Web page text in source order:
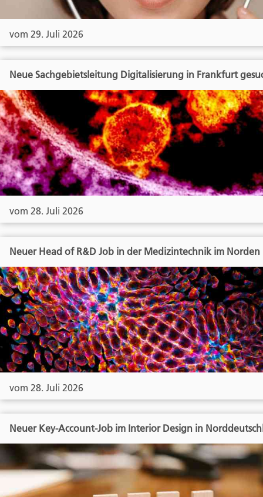
vom 29. Juli 2026
Neue Sachgebietsleitung Digitalisierung in Frankfurt
vom 28. Juli 2026
Neuer Head of R&D Job in der Medizintechnik im Norden
vom 28. Juli 2026
Neuer Key-Account-Job im Interior Design in